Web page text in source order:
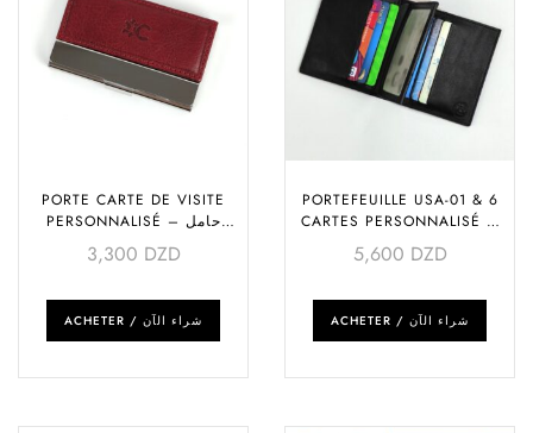
PORTE CARTE DE VISITE
PERSONNALISÉ – حامل
بطاقات زيارة
3,300 DZD
ACHETER / شراء الآن
PORTEFEUILLE USA-01 & 6
CARTES PERSONNALISÉ –
محفظة جيب
5,600 DZD
ACHETER / شراء الآن